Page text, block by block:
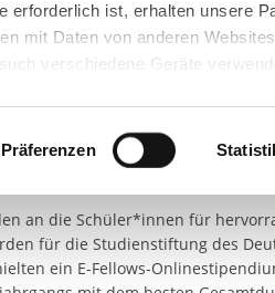
erforderlich ist, erhalten unsere
mit Daten von anderen
verschiedene Geräte
ist kein der EU gleichwertiges
Daten führen kann.
unserenDatenschutzhinweisen
Funktionen für diese
mittels nachfolgender
erteilte Einwilligung stets für
Präferenzen
und
den Abend mit einem Zitat von
oder so, als wäre alles ein
während der Covidphase
sich aber nicht nur durch
an die Schüler*innen für
für die Studienstiftung des
ein E-Fellows-